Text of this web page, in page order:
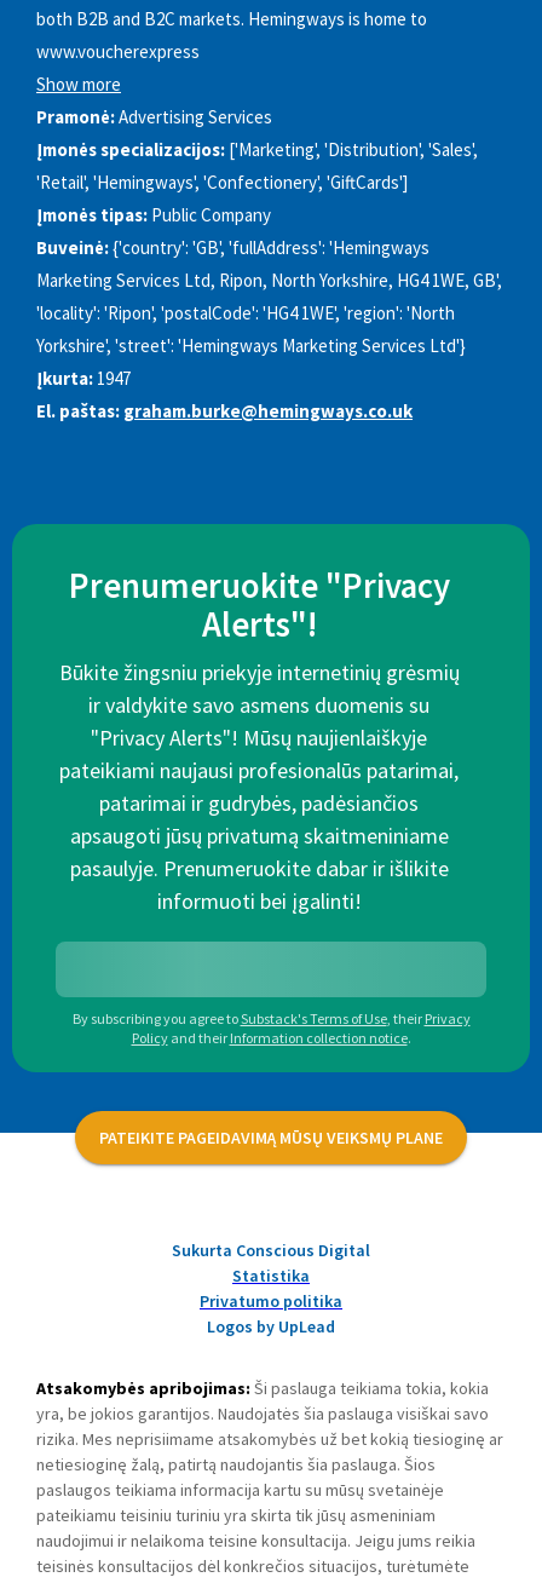
both B2B and B2C markets. Hemingways is home to
www.voucherexpress
Show more
Pramonė:Advertising Services
Įmonės specializacijos: ['Marketing', 'Distribution', 'Sales',
'Retail', 'Hemingways', 'Confectionery', 'GiftCards']
Įmonės tipas: Public Company
Buveinė:{'country': 'GB', 'fullAddress': 'Hemingways
Marketing Services Ltd, Ripon, North Yorkshire, HG4 1WE, GB',
'locality': 'Ripon', 'postalCode': 'HG4 1WE', 'region': 'North
Yorkshire', 'street': 'Hemingways Marketing Services Ltd'}
Įkurta: 1947
El. paštas: graham.burke@hemingways.co.uk
Prenumeruokite "Privacy
Alerts"!
Būkite žingsniu priekyje internetinių grėsmių
ir valdykite savo asmens duomenis su
"Privacy Alerts"! Mūsų naujienlaiškyje
pateikiami naujausi profesionalūs patarimai,
patarimai ir gudrybės, padėsiančios
apsaugoti jūsų privatumą skaitmeniniame
pasaulyje. Prenumeruokite dabar ir išlikite
informuoti bei įgalinti!
By subscribing you agree toSubstack's Terms of Use, their Privacy
Policy and their Information collection notice.
PATEIKITE PAGEIDAVIMĄ MŪSŲ VEIKSMŲ PLANE
Sukurta Conscious Digital
Statistika
Privatumo politika
Logos by UpLead
Atsakomybės apribojimas: Ši paslauga teikiama tokia, kokia
yra, be jokios garantijos. Naudojatės šia paslauga visiškai savo
rizika. Mes neprisiimame atsakomybės už bet kokią tiesioginę ar
netiesioginę žalą, patirtą naudojantis šia paslauga. Šios
paslaugos teikiama informacija kartu su mūsų svetainėje
pateikiamu teisiniu turiniu yra skirta tik jūsų asmeniniam
naudojimui ir nelaikoma teisine konsultacija. Jeigu jums reikia
teisinės konsultacijos dėl konkrečios situacijos, turėtumėte